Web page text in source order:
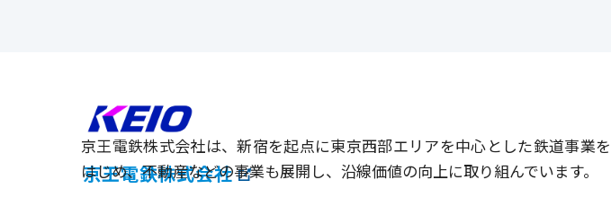
京王電鉄株式会社
京王電鉄株式会社は、新宿を起点に東京西部エリアを中心とした鉄道事業を
はじめ、不動産などの事業も展開し、沿線価値の向上に取り組んでいます。